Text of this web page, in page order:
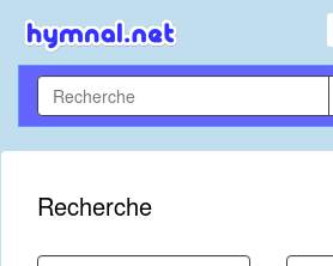
Recherche